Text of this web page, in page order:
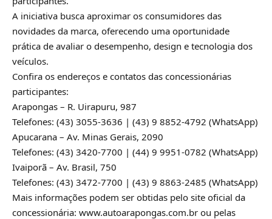
A iniciativa busca aproximar os consumidores das
novidades da marca, oferecendo uma oportunidade
prática de avaliar o desempenho, design e tecnologia dos
veículos.
Confira os endereços e contatos das concessionárias
participantes:
Arapongas – R. Uirapuru, 987
Telefones: (43) 3055-3636 | (43) 9 8852-4792 (WhatsApp)
Apucarana – Av. Minas Gerais, 2090
Telefones: (43) 3420-7700 | (44) 9 9951-0782 (WhatsApp)
Ivaiporã – Av. Brasil, 750
Telefones: (43) 3472-7700 | (43) 9 8863-2485 (WhatsApp)
Mais informações podem ser obtidas pelo site oficial da
concessionária: www.autoarapongas.com.br ou pelas